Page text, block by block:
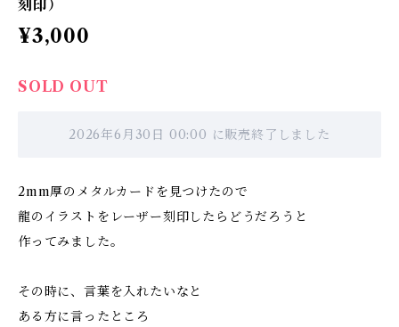
刻印）
¥3,000
SOLD OUT
2026年6月30日 00:00 に販売終了しました
2mm厚のメタルカードを見つけたので
龍のイラストをレーザー刻印したらどうだろうと
作ってみました。
その時に、言葉を入れたいなと
ある方に言ったところ